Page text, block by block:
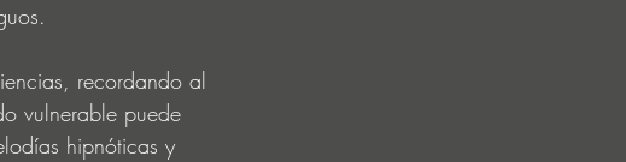
recordando al
vulnerable puede
hipnóticas y